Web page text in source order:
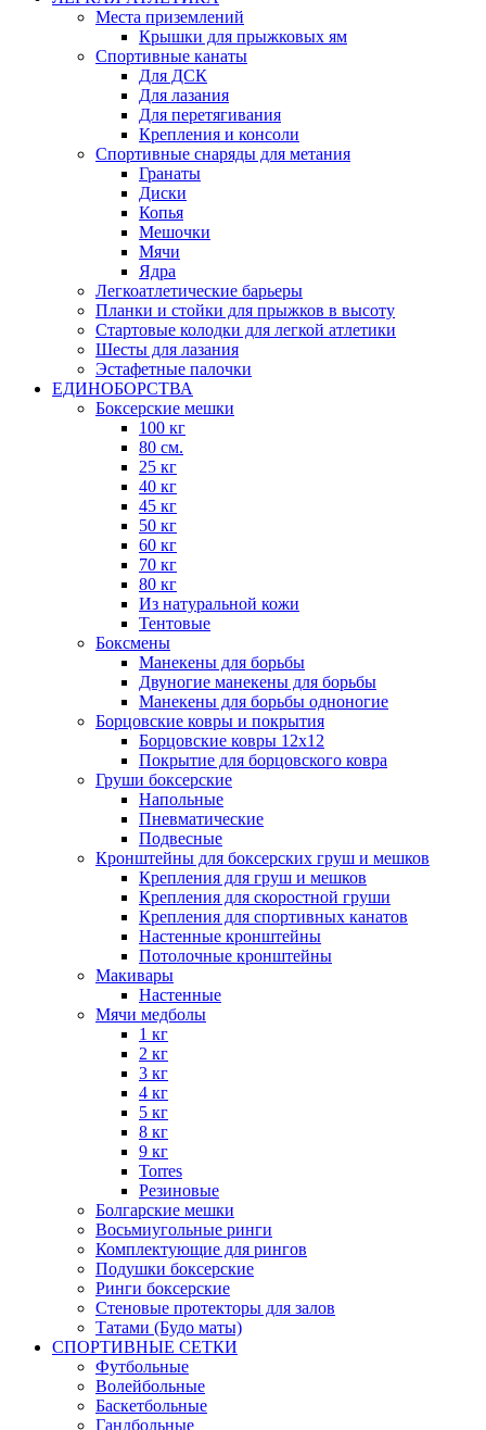
Места приземлений
Крышки для прыжковых ям
Спортивные канаты
Для ДСК
Для лазания
Для перетягивания
Крепления и консоли
Спортивные снаряды для метания
Гранаты
Диски
Копья
Мешочки
Мячи
Ядра
Легкоатлетические барьеры
Планки и стойки для прыжков в высоту
Стартовые колодки для легкой атлетики
Шесты для лазания
Эстафетные палочки
ЕДИНОБОРСТВА
Боксерские мешки
100 кг
80 см.
25 кг
40 кг
45 кг
50 кг
60 кг
70 кг
80 кг
Из натуральной кожи
Тентовые
Боксмены
Манекены для борьбы
Двуногие манекены для борьбы
Манекены для борьбы одноногие
Борцовские ковры и покрытия
Борцовские ковры 12х12
Покрытие для борцовского ковра
Груши боксерские
Напольные
Пневматические
Подвесные
Кронштейны для боксерских груш и мешков
Крепления для груш и мешков
Крепления для скоростной груши
Крепления для спортивных канатов
Настенные кронштейны
Потолочные кронштейны
Макивары
Настенные
Мячи медболы
1 кг
2 кг
3 кг
4 кг
5 кг
8 кг
9 кг
Torres
Резиновые
Болгарские мешки
Восьмиугольные ринги
Комплектующие для рингов
Подушки боксерские
Ринги боксерские
Стеновые протекторы для залов
Татами (Будо маты)
СПОРТИВНЫЕ СЕТКИ
Футбольные
Волейбольные
Баскетбольные
Гандбольные